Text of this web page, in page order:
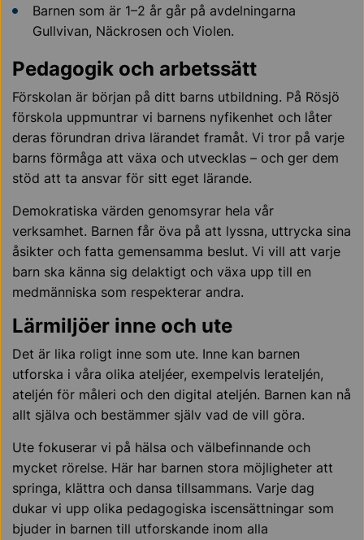
Barnen som är 1–2 år går på avdelningarna
Gullvivan, Näckrosen och Violen.
Pedagogik och arbetssätt
Förskolan är början på ditt barns utbildning. På Rösjö
förskola uppmuntrar vi barnens nyfikenhet och låter
deras förundran driva lärandet framåt. Vi tror på varje
barns förmåga att växa och utvecklas – och ger dem
stöd att ta ansvar för sitt eget lärande.
Demokratiska värden genomsyrar hela vår
verksamhet. Barnen får öva på att lyssna, uttrycka sina
åsikter och fatta gemensamma beslut. Vi vill att varje
barn ska känna sig delaktigt och växa upp till en
medmänniska som respekterar andra.
Lärmiljöer inne och ute
Det är lika roligt inne som ute. Inne kan barnen
utforska i våra olika ateljéer, exempelvis lerateljén,
ateljén för måleri och den digital ateljén. Barnen kan nå
allt själva och bestämmer själv vad de vill göra.
Ute fokuserar vi på hälsa och välbefinnande och
mycket rörelse. Här har barnen stora möjligheter att
springa, klättra och dansa tillsammans. Varje dag
dukar vi upp olika pedagogiska iscensättningar som
bjuder in barnen till utforskande inom alla